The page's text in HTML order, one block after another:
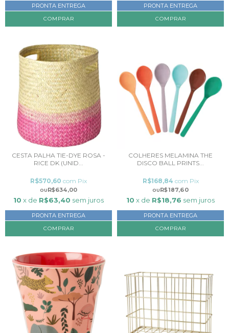
PRONTA ENTREGA PRONTA ENTREGA
CESTA PALHA TIE-DYE ROSA -
RICE DK (UNID...
R$634,00
R$570,60 com Pix
10 x de R$63,40 sem juros
PRONTA ENTREGA
COLHERES MELAMINA THE
DISCO BALL PRINTS...
R$187,60
R$168,84 com Pix
10 x de R$18,76 sem juros
PRONTA ENTREGA